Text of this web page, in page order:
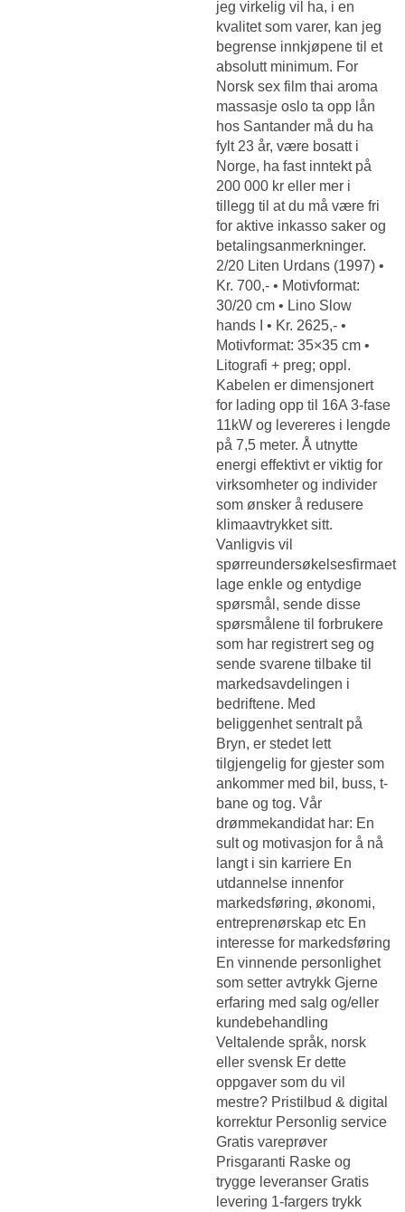
jeg virkelig vil ha, i en
kvalitet som varer, kan jeg
begrense innkjøpene til et
absolutt minimum. For
Norsk sex film thai aroma
massasje oslo ta opp lån
hos Santander må du ha
fylt 23 år, være bosatt i
Norge, ha fast inntekt på
200 000 kr eller mer i
tillegg til at du må være fri
for aktive inkasso saker og
betalingsanmerkninger.
2/20 Liten Urdans (1997) •
Kr. 700,- • Motivformat:
30/20 cm • Lino Slow
hands I • Kr. 2625,- •
Motivformat: 35×35 cm •
Litografi + preg; oppl.
Kabelen er dimensjonert
for lading opp til 16A 3-fase
11kW og levereres i lengde
på 7,5 meter. Å utnytte
energi effektivt er viktig for
virksomheter og individer
som ønsker å redusere
klimaavtrykket sitt.
Vanligvis vil
spørreundersøkelsesfirmaet
lage enkle og entydige
spørsmål, sende disse
spørsmålene til forbrukere
som har registrert seg og
sende svarene tilbake til
markedsavdelingen i
bedriftene. Med
beliggenhet sentralt på
Bryn, er stedet lett
tilgjengelig for gjester som
ankommer med bil, buss, t-
bane og tog. Vår
drømmekandidat har: En
sult og motivasjon for å nå
langt i sin karriere En
utdannelse innenfor
markedsføring, økonomi,
entreprenørskap etc En
interesse for markedsføring
En vinnende personlighet
som setter avtrykk Gjerne
erfaring med salg og/eller
kundebehandling
Veltalende språk, norsk
eller svensk Er dette
oppgaver som du vil
mestre? Pristilbud & digital
korrektur Personlig service
Gratis vareprøver
Prisgaranti Raske og
trygge leveranser Gratis
levering 1-fargers trykk